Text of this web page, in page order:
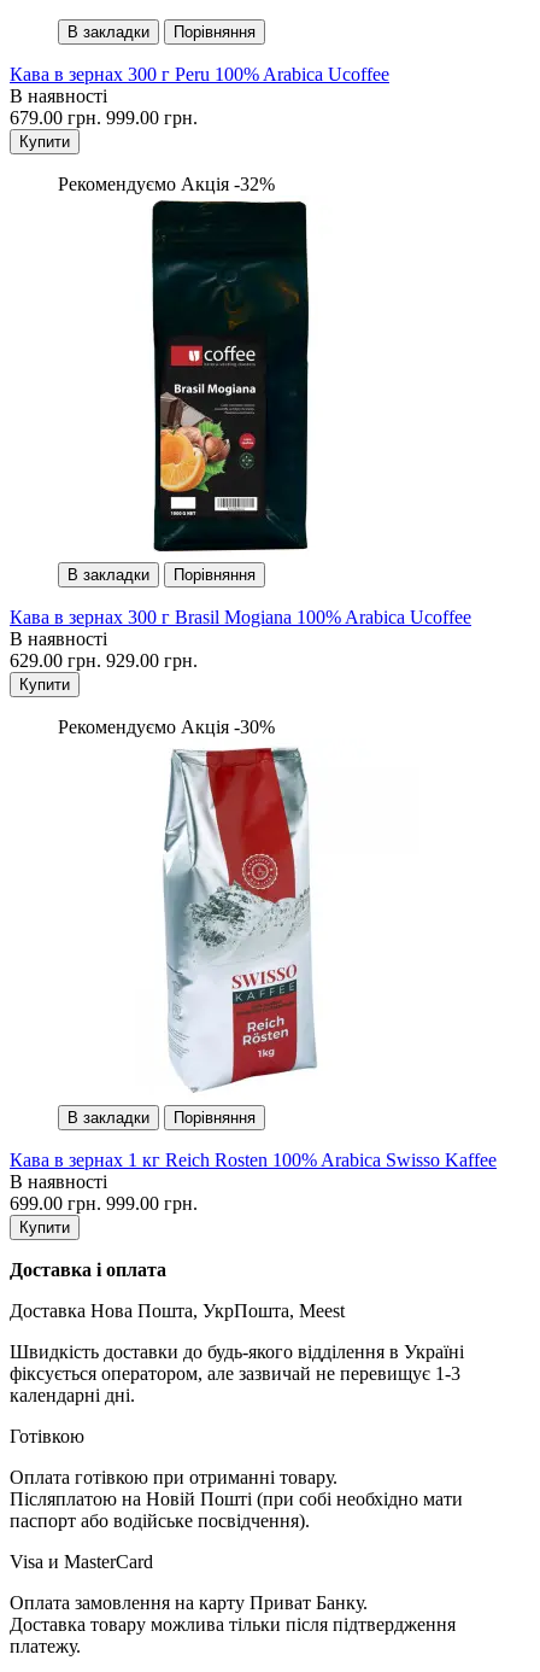
В закладки Порівняння
Кава в зернах 300 г Peru 100% Arabica Ucoffee
В наявності
679.00 грн. 999.00 грн.
Купити
Рекомендуємо Акція -32%
В закладки Порівняння
Кава в зернах 300 г Brasil Mogiana 100% Arabica Ucoffee
В наявності
629.00 грн. 929.00 грн.
Купити
Рекомендуємо Акція -30%
В закладки Порівняння
Кава в зернах 1 кг Reich Rosten 100% Arabica Swissо Kaffee
В наявності
699.00 грн. 999.00 грн.
Купити
Доставка і оплата
Доставка Нова Пошта, УкрПошта, Meest
Швидкість доставки до будь-якого відділення в Україні
фіксується оператором, але зазвичай не перевищує 1-3
календарні дні.
Готівкою
Оплата готівкою при отриманні товару.
Післяплатою на Новій Пошті (при собі необхідно мати
паспорт або водійське посвідчення).
Visa и MasterCard
Оплата замовлення на карту Приват Банку.
Доставка товару можлива тільки після підтвердження
платежу.